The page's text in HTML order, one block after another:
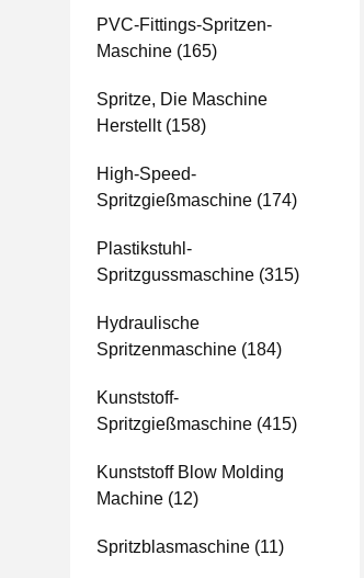
PVC-Fittings-Spritzen-
Maschine (165)
Spritze, Die Maschine
Herstellt(158)
High-Speed-
Spritzgießmaschine (174)
Plastikstuhl-
Spritzgussmaschine (315)
Hydraulische
Spritzenmaschine (184)
Kunststoff-
Spritzgießmaschine (415)
Kunststoff Blow Molding
Machine (12)
Spritzblasmaschine (11)